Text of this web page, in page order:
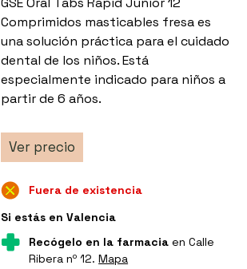
Comprimidos masticables fresa es
una solución práctica para el cuidado
dental de los niños. Está
especialmente indicado para niños a
partir de 6 años.
Ver precio
Fuera de existencia
Si estás en Valencia
Recógelo en la farmacia en Calle
Ribera nº 12.Mapa